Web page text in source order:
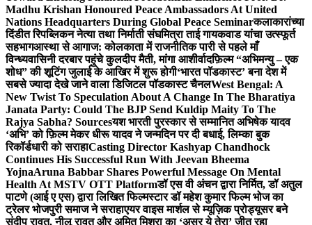
Madhu Krishan Honoured Peace Ambassadors At United
Nations Headquarters During Global Peace Seminarकलाकारांच्या
दिंडीत रिपब्लिकन नेत्या तथा निर्माती संघमित्रा ताई गायकवाड यांचा उत्स्फूर्त
सहभागआस्था से आगाज: कोलकाता में राजनीतिक पारी से पहले माँ
विन्ध्यवासिनी दरबार पहुंचे कुलदीप मैती, मांगा आशीर्वादफ़िल्म “अभिमन्यु – एक
शोध” की शूटिंग जुलाई के आखिर में शुरू होगी‘भारत पॉडकास्ट’ बना देश में
सबसे ज्यादा देखे जाने वाला डिजिटल पॉडकास्ट चैनलWest Bengal: A
New Twist To Speculation About A Change In The Bharatiya
Janata Party: Could The BJP Send Kuldip Maity To The
Rajya Sabha? Sourcesयश भारती पुरस्कार से सम्मानित अभिषेक यादव
‘अभि’ को फ़िल्म मेकर धीरू यादव ने जन्मदिन पर दी बधाई, लिम्का बुक
रिकॉर्डधारी को सराहाCasting Director Kashyap Chandhock
Continues His Successful Run With Jeevan Bheema
YojnaAruna Babbar Shares Powerful Message On Mental
Health At MSTV OTT Platformडॉ एस वी अंचन द्वारा निर्मित, डॉ अतुल
पाटणे (आई ए एस) द्वारा लिखित फिल्मस्टार डॉ महेश कुमार फिल्म भोज का
ट्रेलर भोजपुरी समाज ने सराहाएयर वाइस मार्शल से म्यूज़िक प्रोड्यूसर बने
संदीप रावत, नीलू रावत और अमित मिश्रा का ‘असर ये तेरा’ जीत रहा